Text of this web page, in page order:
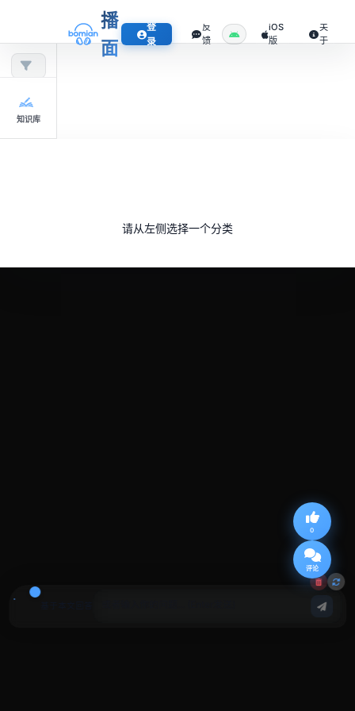
播
面
登
录
反
馈
iOS
版
关
于
0
评论
知识库
请从左侧选择一个分类